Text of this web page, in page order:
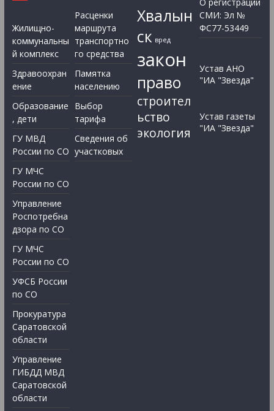
Жилищно-
коммунальны
й комплекс
Здравоохран
ение
Образование
, дети
ГУ МВД
России по СО
ГУ МЧС
России по СО
Управление
Роспотребна
дзора по СО
ГУ МЧС
России по СО
УФСБ России
по СО
Прокуратура
Саратовской
области
Управление
ГИБДД МВД
Саратовской
области
Расценки
маршрута
транспортно
го средства
Памятка
населению
Выбор
тарифа
Сведения об
участковых
Хвалын
ск вред
закон
право
строител
ьство
экология
СМИ: Эл №
ФС77-53449
Устав АНО
"ИА "Звезда"
Устав газеты
"ИА "Звезда"